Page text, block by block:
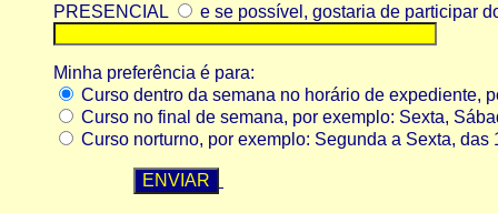
PRESENCIAL
e se possível, gostaria de participar
Minha preferência é para:
Curso dentro da semana no horário de expediente,
Curso no final de semana, por exemplo: Sexta,
Curso norturno, por exemplo: Segunda a Sexta, das